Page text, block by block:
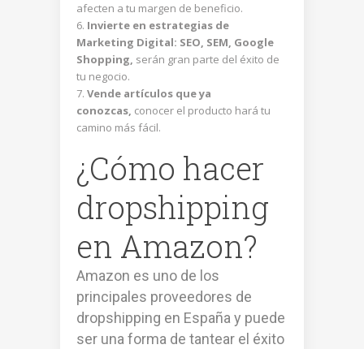
afecten a tu margen de beneficio.
Invierte en estrategias de
Marketing Digital: SEO, SEM, Google
Shopping, serán gran parte del éxito de
tu negocio.
Vende artículos que ya
conozcas, conocer el producto hará tu
camino más fácil.
¿Cómo hacer
dropshipping
en Amazon?
Amazon es uno de los
principales proveedores de
dropshipping en España y puede
ser una forma de tantear el éxito